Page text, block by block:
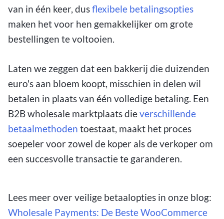
van in één keer, dusflexibele betalingsopties
maken het voor hen gemakkelijker om grote
bestellingen te voltooien.
Laten we zeggen dat een bakkerij die duizenden
euro's aan bloem koopt, misschien in delen wil
betalen in plaats van één volledige betaling. Een
B2B wholesale marktplaats dieverschillende
betaalmethoden toestaat, maakt het proces
soepeler voor zowel de koper als de verkoper om
een succesvolle transactie te garanderen.
Lees meer over veilige betaalopties in onze blog:
Wholesale Payments: De Beste WooCommerce